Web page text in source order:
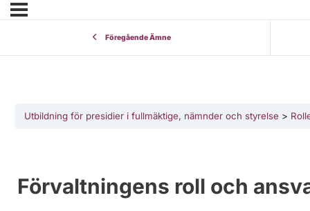
Föregående Ämne
Utbildning för presidier i fullmäktige, nämnder och styrelse
Förvaltningens roll och